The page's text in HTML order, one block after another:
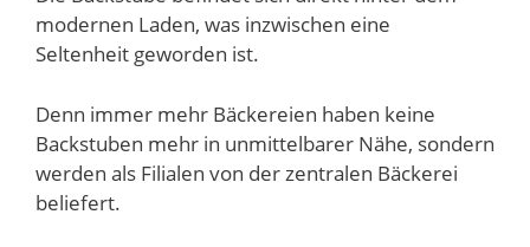
modernen Laden, was inzwischen eine
Seltenheit geworden ist.
Denn immer mehr Bäckereien haben keine
Backstuben mehr in unmittelbarer Nähe, sondern
werden als Filialen von der zentralen Bäckerei
beliefert.